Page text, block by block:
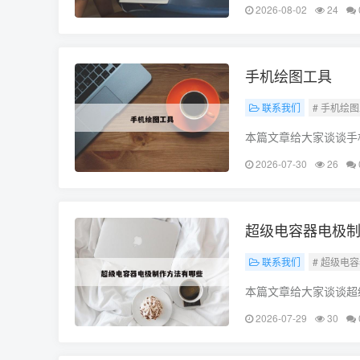
2026-08-02 24
手机绘图工具
联系我们 # 手机绘
本篇文章给大家谈谈
2026-07-30 26
超级电容器电极
联系我们 # 超级电
本篇文章给大家谈谈
2026-07-29 30